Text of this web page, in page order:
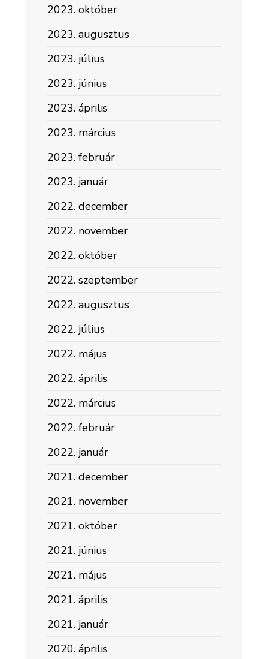
2023. október
2023. augusztus
2023. július
2023. június
2023. április
2023. március
2023. február
2023. január
2022. december
2022. november
2022. október
2022. szeptember
2022. augusztus
2022. július
2022. május
2022. április
2022. március
2022. február
2022. január
2021. december
2021. november
2021. október
2021. június
2021. május
2021. április
2021. január
2020. április